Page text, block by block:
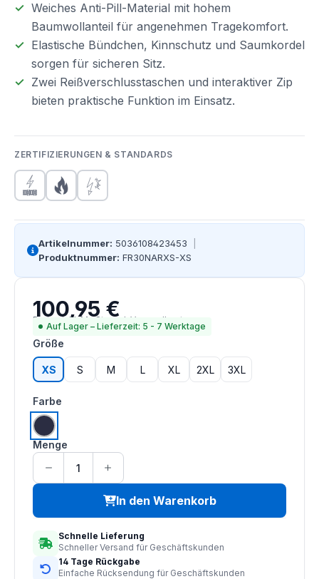
Weiches Anti-Pill-Material mit hohem
Baumwollanteil für angenehmen Tragekomfort.
Elastische Bündchen, Kinnschutz und Saumkordel
sorgen für sicheren Sitz.
Zwei Reißverschlusstaschen und interaktiver Zip
bieten praktische Funktion im Einsatz.
ZERTIFIZIERUNGEN & STANDARDS
Artikelnummer: 5036108423453
Produktnummer: FR30NARXS-XS
Regulärer Preis:
100,95 €
Preise inkl. MwSt. zzgl. Versandkosten
Auf Lager – Lieferzeit: 5 - 7 Werktage
Größe
XS S M L XL 2XL 3XL
Farbe
navy
Menge
In den Warenkorb
Schnelle Lieferung
Schneller Versand für Geschäftskunden
14 Tage Rückgabe
Einfache Rücksendung für Geschäftskunden